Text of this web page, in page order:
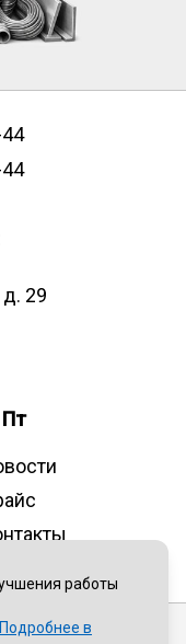
29
Пт
работы
Подробнее в